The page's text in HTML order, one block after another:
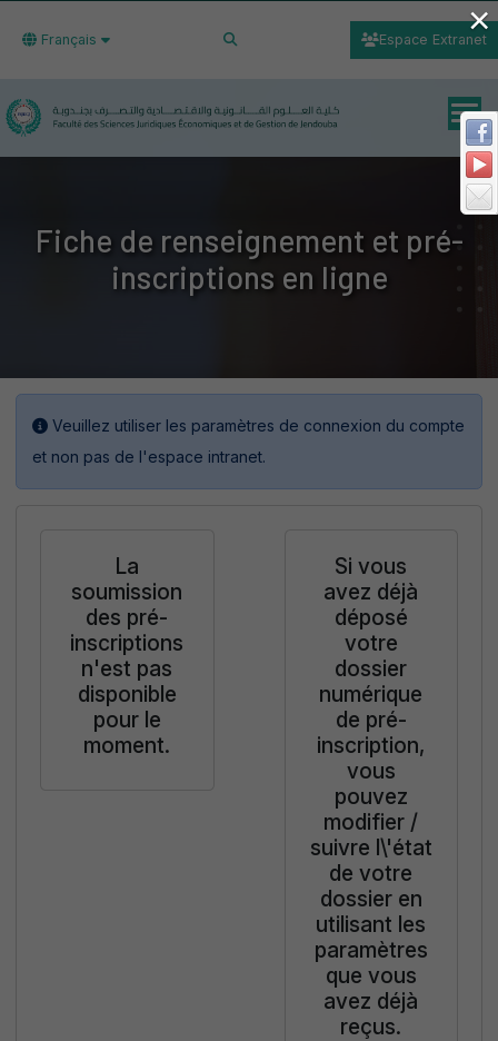
Français Espace Extranet
Fiche de renseignement et pré-
inscriptions en ligne
Veuillez utiliser les paramètres de connexion du compte
et non pas de l'espace intranet.
La
soumission
des pré-
inscriptions
n'est pas
disponible
pour le
moment.
Si vous
avez déjà
déposé
votre
dossier
numérique
de pré-
inscription,
vous
pouvez
modifier /
suivre l\'état
de votre
dossier en
utilisant les
paramètres
que vous
avez déjà
reçus.
×